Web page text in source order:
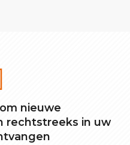
nieuwe
rechtstreeks in uw